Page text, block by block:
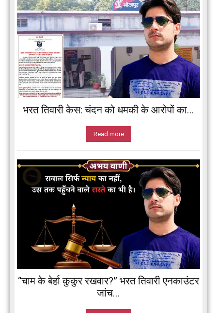
भरत तिवारी केस: चंदन को धमकी के आरोपों का...
Read more
“चाम के बेर्हा कुकुर रखवार?” भरत तिवारी एनकाउंटर
जांच...